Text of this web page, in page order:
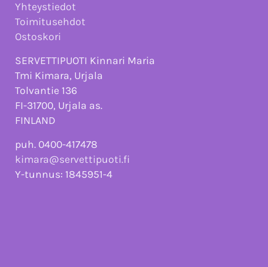
Yhteystiedot
Toimitusehdot
Ostoskori
SERVETTIPUOTI Kinnari Maria
Tmi Kimara, Urjala
Tolvantie 136
FI-31700, Urjala as.
FINLAND
puh. 0400-417478
kimara@servettipuoti.fi
Y-tunnus: 1845951-4